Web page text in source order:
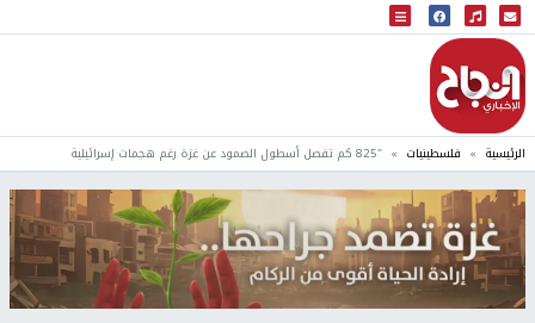
البث المباشر
إذاعة النجاح
الرئيسية فلسطينيات "825 كم تفصل أسطول الصمود عن غزة رغم هجمات إسرائيلية